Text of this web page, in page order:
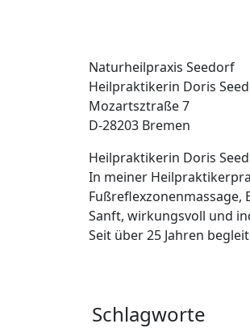
Naturheilpraxis Seedorf
Heilpraktikerin Doris
Mozartsztraße 7
D-28203 Bremen
Heilpraktikerin Doris
In meiner
Sanft, wirkungsvoll und
Seit über 25 Jahren
Schlagworte